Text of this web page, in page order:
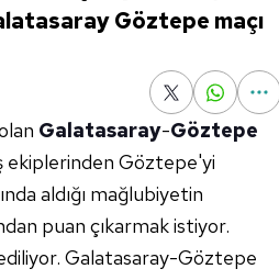
Göztepe maçı
Galatasaray-Göztepe
ekiplerinden Göztepe'yi
aldığı mağlubiyetin
puan çıkarmak istiyor.
Galatasaray-Göztepe